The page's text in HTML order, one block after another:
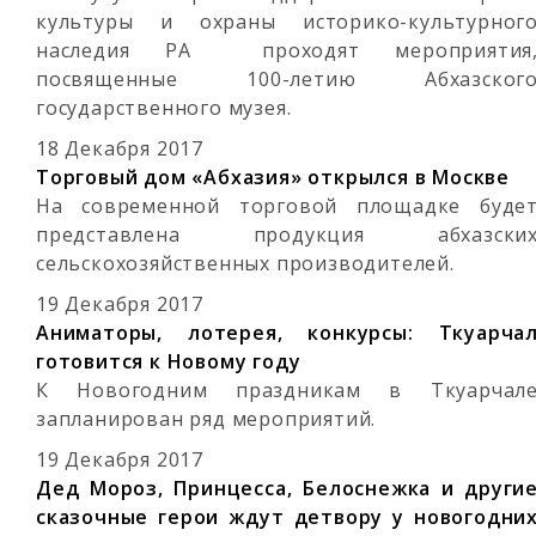
культуры и охраны историко-
наследия РА проходят
посвященные 100-летию
государственного музея.
18 Декабря 2017
Торговый дом «Абхазия» открылся в Москве
На современной торговой площадке
представлена продукция
сельскохозяйственных производителей.
19 Декабря 2017
Аниматоры, лотерея, конкурсы:
готовится к Новому году
К Новогодним праздникам в
запланирован ряд мероприятий.
19 Декабря 2017
Дед Мороз, Принцесса, Белоснежка и
сказочные герои ждут детвору у